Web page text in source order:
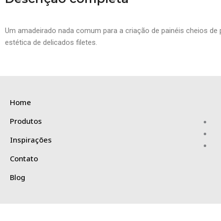
Um amadeirado nada comum para a criação de painéis cheios
estética de delicados filetes.
Home
Produtos
Inspirações
Contato
Blog